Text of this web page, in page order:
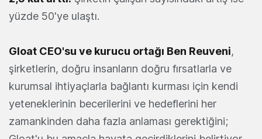
yüzde 50'ye ulaştı.
Gloat CEO'su ve kurucu ortağı Ben Reuveni,
şirketlerin, doğru insanların doğru fırsatlarla ve
kurumsal ihtiyaçlarla bağlantı kurması için kendi
yeteneklerinin becerilerini ve hedeflerini her
zamankinden daha fazla anlaması gerektiğini;